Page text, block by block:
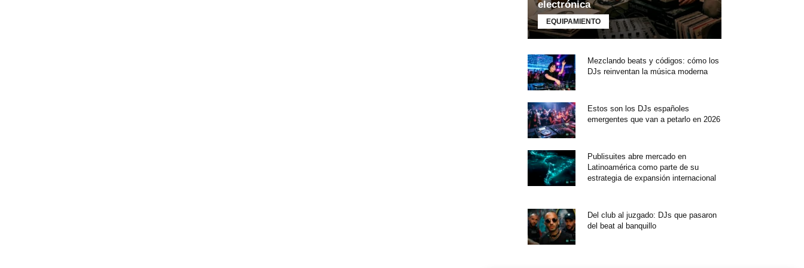
electrónica
EQUIPAMIENTO
Mezclando beats y códigos: cómo los
DJs reinventan la música moderna
Estos son los DJs españoles
emergentes que van a petarlo en 2026
Publisuites abre mercado en
Latinoamérica como parte de su
estrategia de expansión internacional
Del club al juzgado: DJs que pasaron
del beat al banquillo